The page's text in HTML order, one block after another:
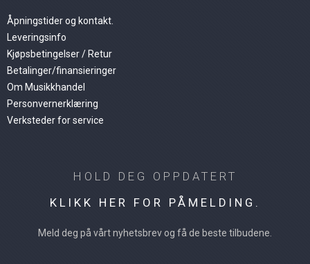
Åpningstider og kontakt.
Leveringsinfo
Kjøpsbetingelser / Retur
Betalinger/finansieringer
Om Musikkhandel
Personvernerklæring
Verksteder for service
HOLD DEG OPPDATERT
KLIKK HER FOR PÅMELDING.
Meld deg på vårt nyhetsbrev og få de beste tilbudene.